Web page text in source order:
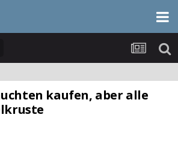
kaufen, aber alle